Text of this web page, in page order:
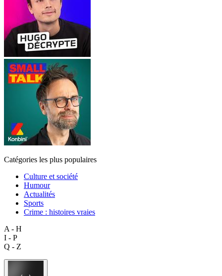
Catégories les plus populaires
Culture et société
Humour
Actualités
Sports
Crime : histoires vraies
A - H
I - P
Q - Z